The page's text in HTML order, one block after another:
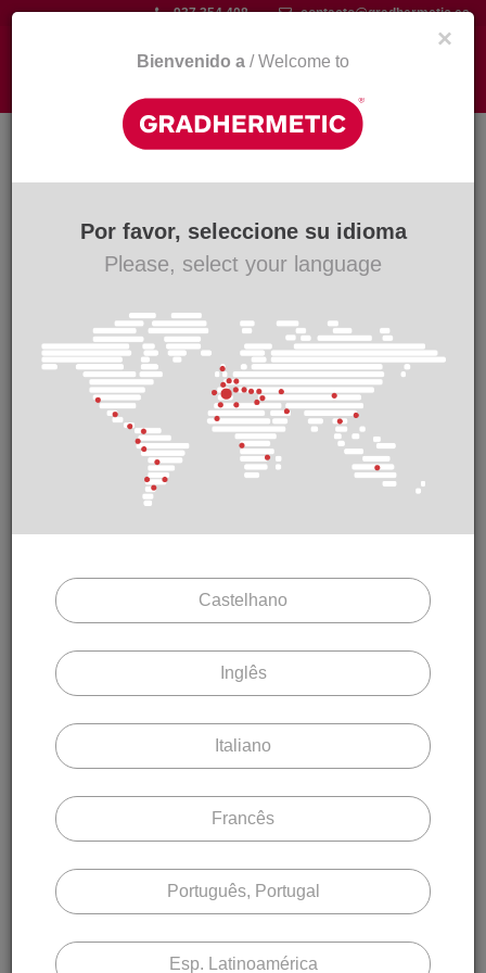
Passar
937 354 408 contacto@gradhermetic.es
30 Julho 2026
Visitas universitárias: partilhando
conhecimento com os futuros
arquitetos
Ler mais
Key concepts:
21 Julho 2026
×
Bienvenido a / Welcome to
Por favor, seleccione su idioma
Please, select your language
Castelhano
Inglês
Italiano
Francês
Português, Portugal
Esp. Latinoamérica